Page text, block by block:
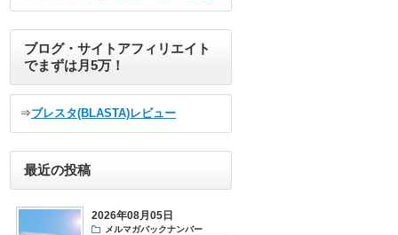
ブログ・サイトアフィリエイト
でまずは月5万！
⇒ブレスタ(BLASTA)レビュー
最近の投稿
2026年08月05日
メルマガバックナンバー